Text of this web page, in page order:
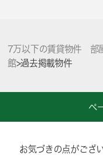
7万以下の賃貸物件 部
館>過去掲載物件
ペ
お気づきの点がござ